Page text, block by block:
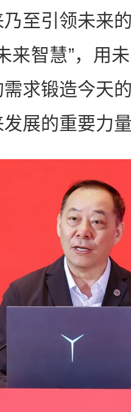
至引领未来
来智慧”，用
求锻造今天
展的重要力